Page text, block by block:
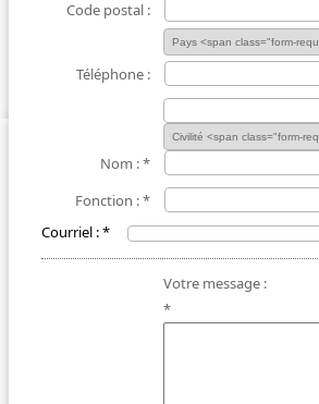
Code postal :
Téléphone :
Nom :*
Fonction :*
Courriel :*
Votre message :
*